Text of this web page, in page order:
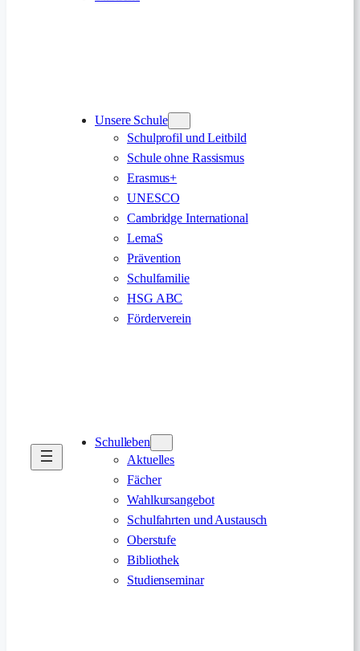
Unsere Schule
Schulprofil und Leitbild
Schule ohne Rassismus
Erasmus+
UNESCO
Cambridge International
LemaS
Prävention
Schulfamilie
HSG ABC
Förderverein
Schulleben
Aktuelles
Fächer
Wahlkursangebot
Schulfahrten und Austausch
Oberstufe
Bibliothek
Studienseminar